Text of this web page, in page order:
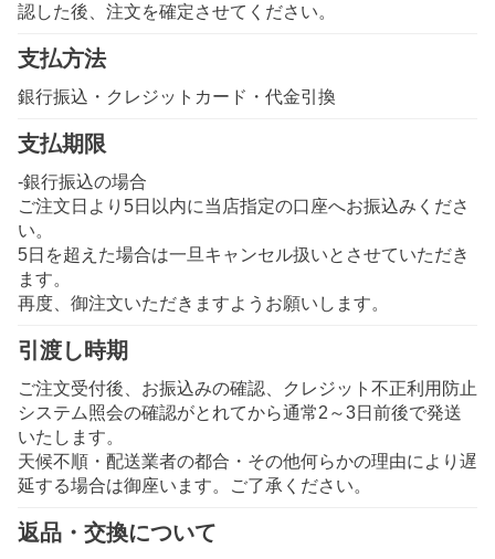
認した後、注文を確定させてください。
支払方法
銀行振込・クレジットカード・代金引換
支払期限
-銀行振込の場合
ご注文日より5日以内に当店指定の口座へお振込みくださ
い。
5日を超えた場合は一旦キャンセル扱いとさせていただき
ます。
再度、御注文いただきますようお願いします。
引渡し時期
ご注文受付後、お振込みの確認、クレジット不正利用防止
システム照会の確認がとれてから通常2～3日前後で発送
いたします。
天候不順・配送業者の都合・その他何らかの理由により遅
延する場合は御座います。ご了承ください。
返品・交換について